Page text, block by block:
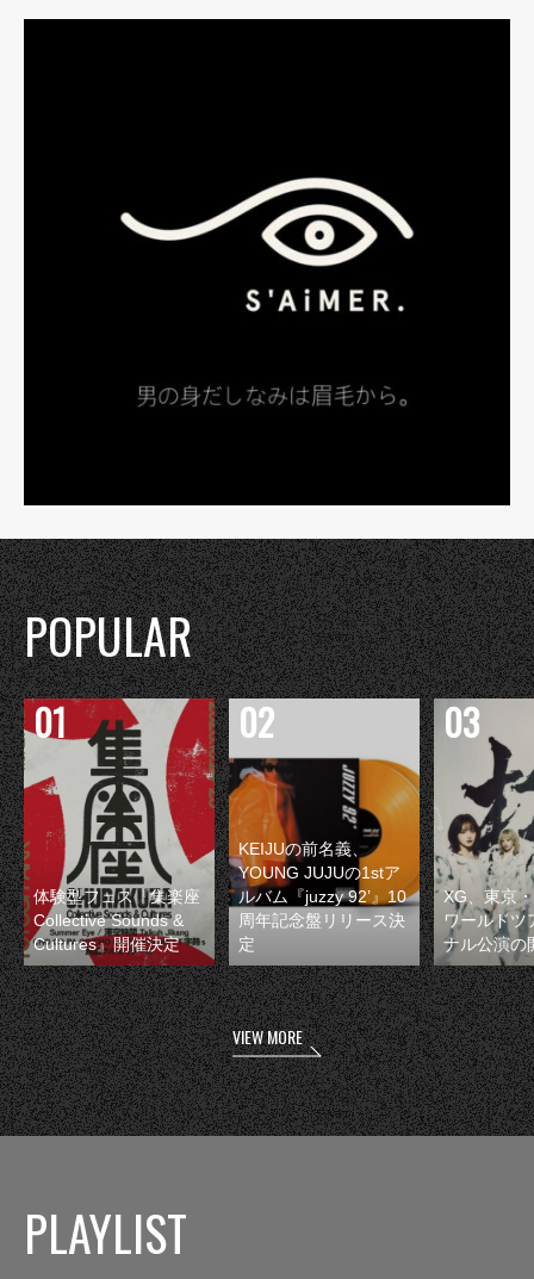
POPULAR
体験型フェス『集楽座
Collective Sounds &
Cultures』開催決定
KEIJUの前名義、
YOUNG JUJUの1stア
ルバム『juzzy 92’』10
周年記念盤リリース決
定
XG、東京
ワールドツ
ナル公演の
VIEW MORE
PLAYLIST